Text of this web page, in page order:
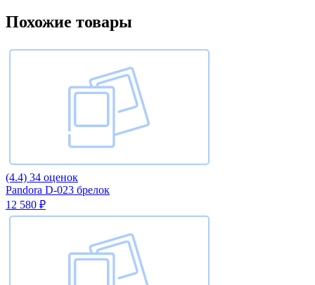
Похожие товары
(4.4) 34 оценок
Pandora D-023 брелок
12 580 ₽